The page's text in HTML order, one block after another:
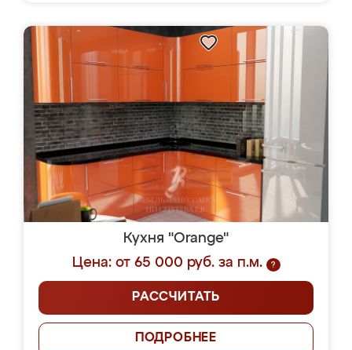
Кухня "Orange"
Цена: от 65 000 руб. за п.м.
?
РАССЧИТАТЬ
ПОДРОБНЕЕ